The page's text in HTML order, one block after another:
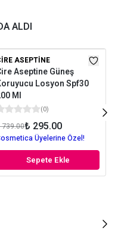
ALDI
ASEPTINE
Aseptine Güneş
Losyon Spf30
Ml
(0)
739.00₺ 295.00
Üyelerine Özel!
Sepete Ekle